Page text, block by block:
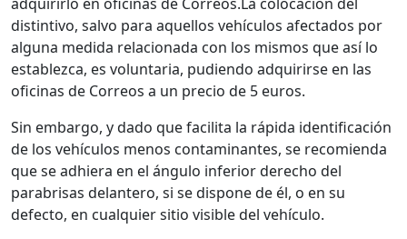
distintivo, salvo para aquellos vehículos afectados por
alguna medida relacionada con los mismos que así lo
establezca, es voluntaria, pudiendo adquirirse en las
oficinas de Correos a un precio de 5 euros.
Sin embargo, y dado que facilita la rápida identificación
de los vehículos menos contaminantes, se recomienda
que se adhiera en el ángulo inferior derecho del
parabrisas delantero, si se dispone de él, o en su
defecto, en cualquier sitio visible del vehículo.